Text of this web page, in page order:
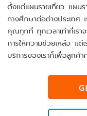
ตั้งแต่แผนรายเที่ยว แผน
ทางศึกษาต่อต่างประเทศ
คุณทุกที่ ทุกเวลาเท่าที่เรา
การให้ความช่วยเหลือ แต่
บริการของเราก็เพื่อลูกค้